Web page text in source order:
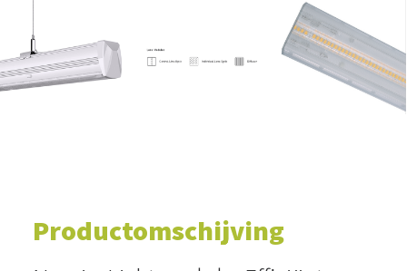
Productomschijving